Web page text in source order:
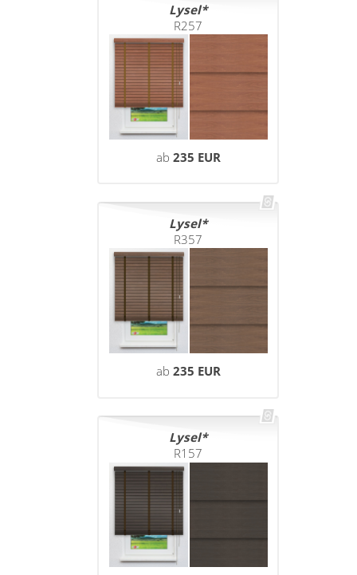
Lysel
R257
ab 235 EUR
Lysel
R357
ab 235 EUR
Lysel
R157